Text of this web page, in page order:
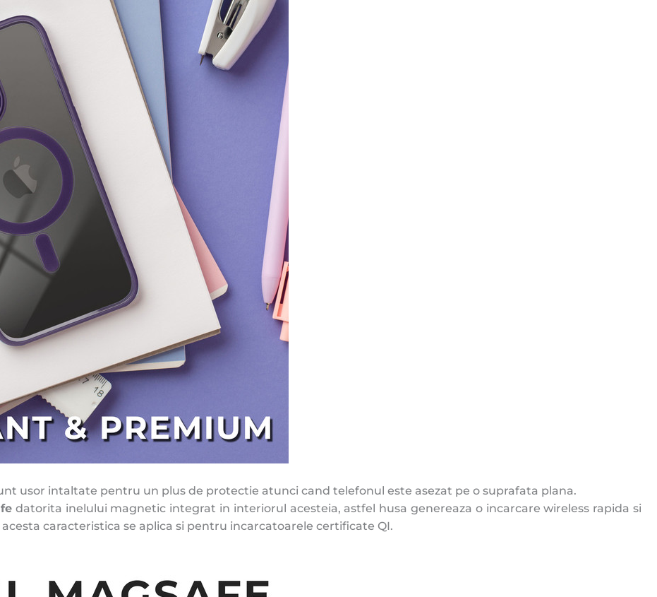
usor intaltate pentru un plus de protectie atunci cand telefonul este asezat pe o suprafata plana.
datorita inelului magnetic integrat in interiorul acesteia, astfel husa genereaza o incarcare wireless rapida si
caracteristica se aplica si pentru incarcatoarele certificate QI.